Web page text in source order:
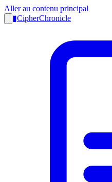
Aller au contenu principal
▮CipherChronicle